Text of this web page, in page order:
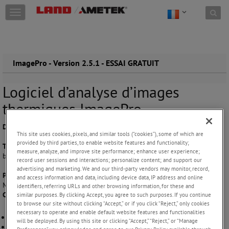
Skip to content
T
o
e
n
v
i
g
o
n
ImagePro - Version 2.5.1 - ESSAI GRATUIT
Logiciel d’analyse d’images
thermiques ImagePro
Date de publication :
Type :Essai gratuit (version complète pendant 30 jours, visionneuse
basique ensuite)
Plateformes : (Minimum) Microsoft Windows 10 .NET Framework 6 ou
Microsoft Windows 11 .NET Framework 8
Configuration minimale requise :
Intel i5 2,5 GHz
8 Go de RAM
This site uses cookies, pixels, and similar tools (“cookies”), some of which are
provided by third parties, to enable website features and functionality;
measure, analyze, and improve site performance; enhance user experience;
record user sessions and interactions; personalize content; and support our
advertising and marketing. We and our third-party vendors may monitor, record,
and access information and data, including device data, IP address and online
identifiers, referring URLs and other browsing information, for these and
similar purposes. By clicking Accept, you agree to such purposes. If you continue
to browse our site without clicking “Accept,” or if you click “Reject,” only cookies
necessary to operate and enable default website features and functionalities
will be deployed. By using this site or clicking “Accept,” “Reject,” or “Manage